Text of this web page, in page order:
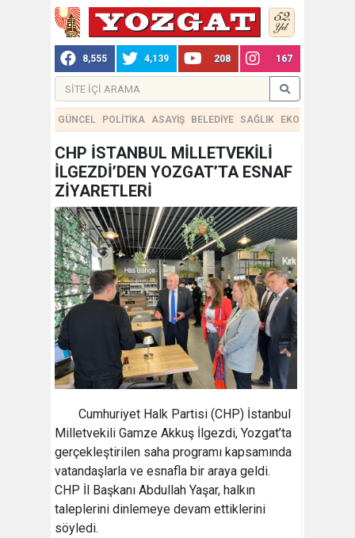
8,555 4,139 208 167
GÜNCEL POLİTİKA ASAYİŞ BELEDİYE SAĞLIK EKONOMİ
CHP İSTANBUL MİLLETVEKİLİ
İLGEZDİ’DEN YOZGAT’TA ESNAF
ZİYARETLERİ
Cumhuriyet Halk Partisi (CHP) İstanbul
Milletvekili Gamze Akkuş İlgezdi, Yozgat’ta
gerçekleştirilen saha programı kapsamında
vatandaşlarla ve esnafla bir araya geldi.
CHP İl Başkanı Abdullah Yaşar, halkın
taleplerini dinlemeye devam ettiklerini
söyledi.